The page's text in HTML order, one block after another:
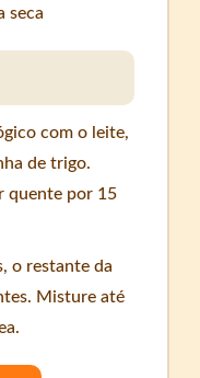
seca
com o leite,
de trigo.
quente por 15
o restante da
Misture até